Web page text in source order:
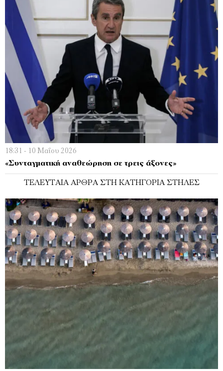
18:31 - 10 Μαΐου 2026
«Συνταγµατική αναθεώρηση σε τρεις άξονες»
ΤΕΛΕΥΤΑΊΑ ΆΡΘΡΑ ΣΤΗ ΚΑΤΗΓΟΡΊΑ ΣΤΉΛΕΣ